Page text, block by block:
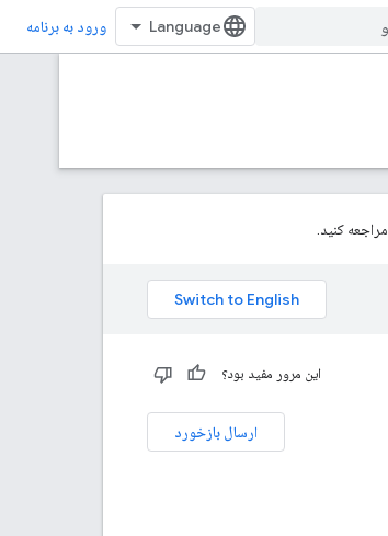
ورود به برنامه
مراجعه کنید.
این مرور مفید بود؟
ارسال بازخورد